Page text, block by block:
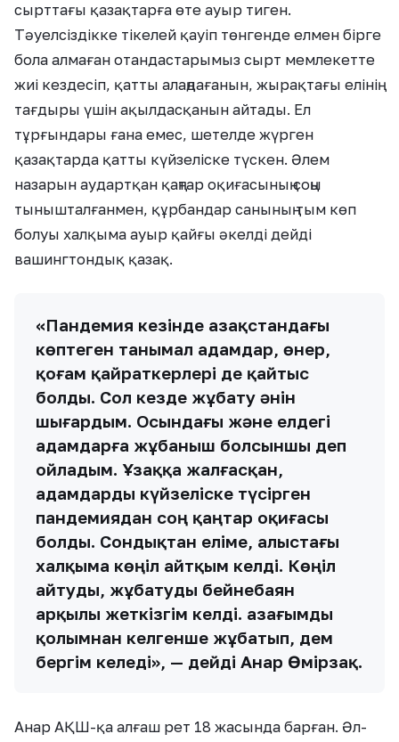
сырттағы қазақтарға өте ауыр тиген.
Тәуелсіздікке тікелей қауіп төнгенде елмен бірге
бола алмаған отандастарымыз сырт мемлекетте
жиі кездесіп, қатты алаңдағанын, жырақтағы елінің
тағдыры үшін ақылдасқанын айтады. Ел
тұрғындары ғана емес, шетелде жүрген
қазақтарда қатты күйзеліске түскен. Әлем
назарын аудартқан қаңтар оқиғасының соңы
тынышталғанмен, құрбандар санының тым көп
болуы халқыма ауыр қайғы әкелді дейді
вашингтондық қазақ.
«Пандемия кезінде Қазақстандағы
көптеген танымал адамдар, өнер,
қоғам қайраткерлері де қайтыс
болды. Сол кезде жұбату әнін
шығардым. Осындағы және елдегі
адамдарға жұбаныш болсыншы деп
ойладым. Ұзаққа жалғасқан,
адамдарды күйзеліске түсірген
пандемиядан соң қаңтар оқиғасы
болды. Сондықтан еліме, алыстағы
халқыма көңіл айтқым келді. Көңіл
айтуды, жұбатуды бейнебаян
арқылы жеткізгім келді. Қазағымды
қолымнан келгенше жұбатып, дем
бергім келеді», — дейді Анар Өмірзақ.
Анар АҚШ-қа алғаш рет 18 жасында барған. Әл-